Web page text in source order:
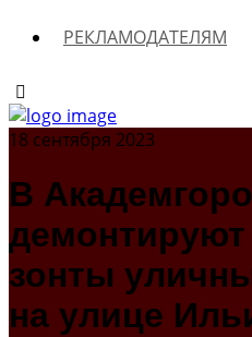
РЕКЛАМОДАТЕЛЯМ
18 сентября 2023
В
демонтируют
зонты
на улице